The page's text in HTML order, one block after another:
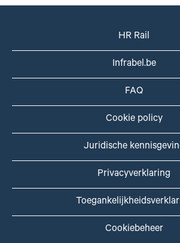
HR Rail
Infrabel.be
FAQ
Cookie policy
Juridische
Privacyverklaring
Cookiebeheer